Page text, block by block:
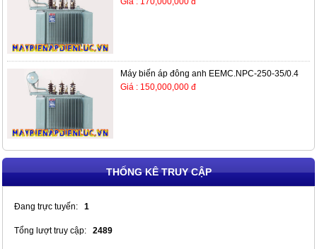
Máy biến áp đông anh EEMC.NPC-250-35/0.4
Giá : 150,000,000 đ
THỐNG KÊ TRUY CẬP
Đang trực tuyến: 1
Tổng lượt truy cập: 2489